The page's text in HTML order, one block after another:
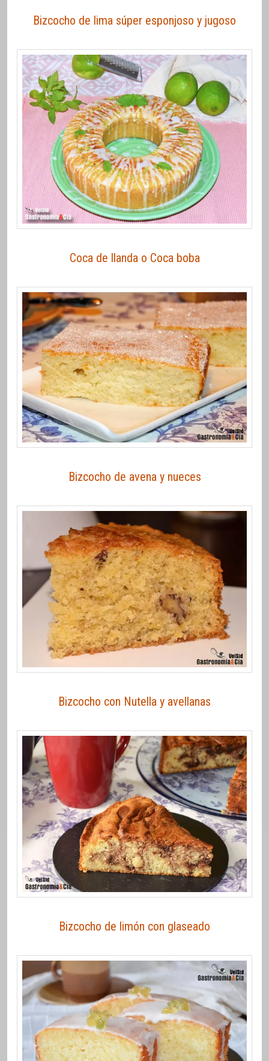
Bizcocho de lima súper esponjoso y jugoso
Coca de llanda o Coca boba
Bizcocho de avena y nueces
Bizcocho con Nutella y avellanas
Bizcocho de limón con glaseado